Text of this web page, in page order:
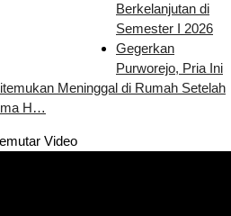
Berkelanjutan di
Semester I 2026
Gegerkan
Purworejo, Pria Ini
Meninggal di Rumah Setelah
H…
Video